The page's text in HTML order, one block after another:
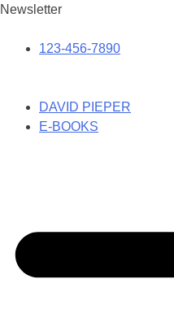
Newsletter
123-456-7890
DAVID PIEPER
E-BOOKS